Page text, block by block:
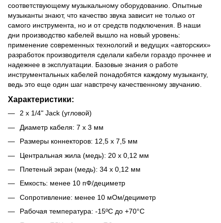
соответствующему музыкальному оборудованию. Опытные
музыканты знают, что качество звука зависит не только от
самого инструмента, но и от средств подключения. В наши
дни производство кабелей вышло на новый уровень:
применение современных технологий и ведущих «авторских»
разработок производителя сделали кабели гораздо прочнее и
надежнее в эксплуатации. Базовые знания о работе
инструментальных кабелей понадобятся каждому музыканту,
ведь это еще один шаг навстречу качественному звучанию.
Характеристики:
2 х 1/4" Jack (угловой)
Диаметр кабеля: 7 х 3 мм
Размеры коннекторов: 12,5 х 7,5 мм
Центральная жила (медь): 20 х 0,12 мм
Плетеный экран (медь): 34 х 0,12 мм
Емкость: менее 10 пФ/дециметр
Сопротивление: менее 10 мОм/дециметр
Рабочая температура: -15ºC до +70°C